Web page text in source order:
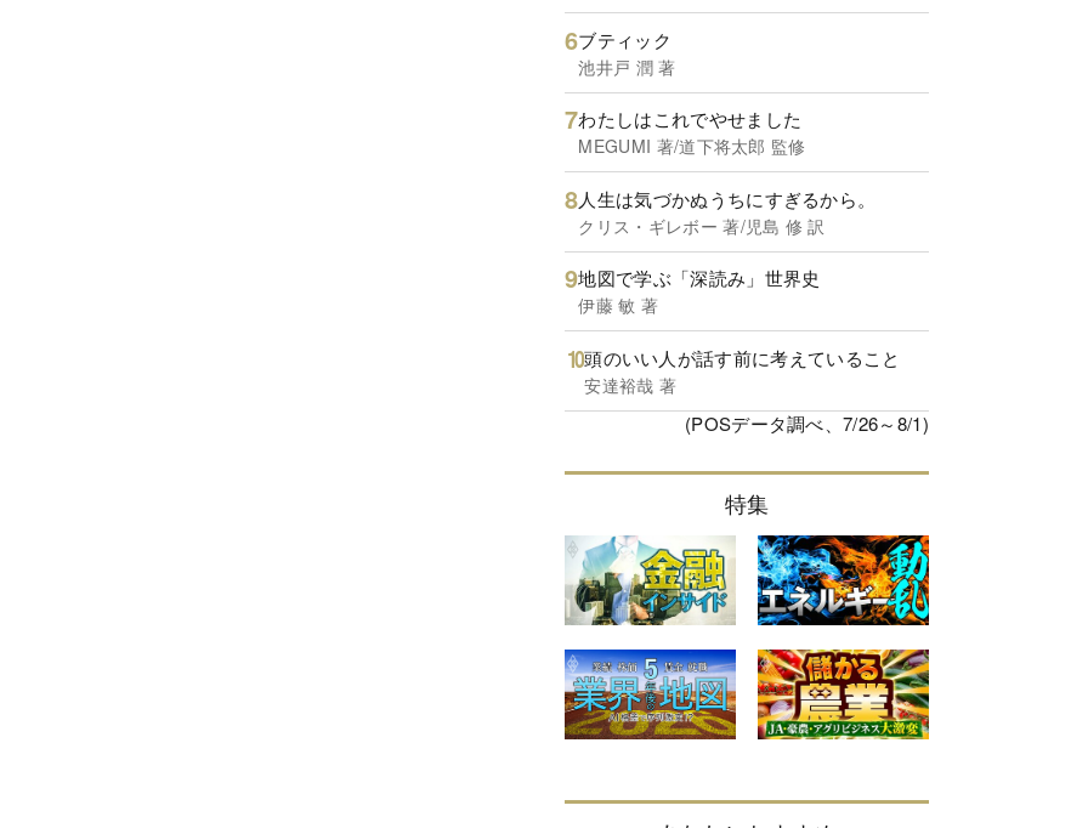
ブティック
池井戸 潤 著
わたしはこれでやせました
MEGUMI 著/道下将太郎 監修
人生は気づかぬうちにすぎるから。
クリス・ギレボー 著/児島 修 訳
地図で学ぶ「深読み」世界史
伊藤 敏 著
頭のいい人が話す前に考えていること
安達裕哉 著
(POSデータ調べ、7/26～8/1)
特集